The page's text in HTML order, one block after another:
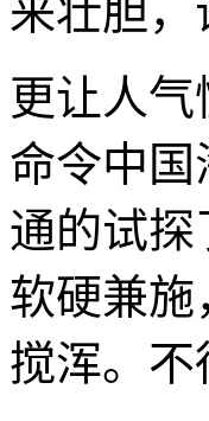
来壮胆
更让人
命令中
通的试
软硬兼
搅浑。